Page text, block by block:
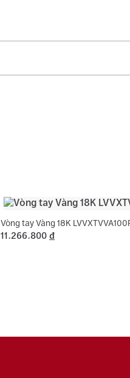
Vòng tay Vàng 18K
11.266.800 đ